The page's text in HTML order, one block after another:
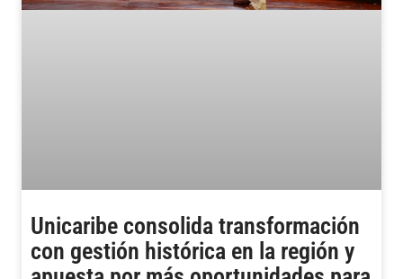
Unicaribe consolida transformación
con gestión histórica en la región y